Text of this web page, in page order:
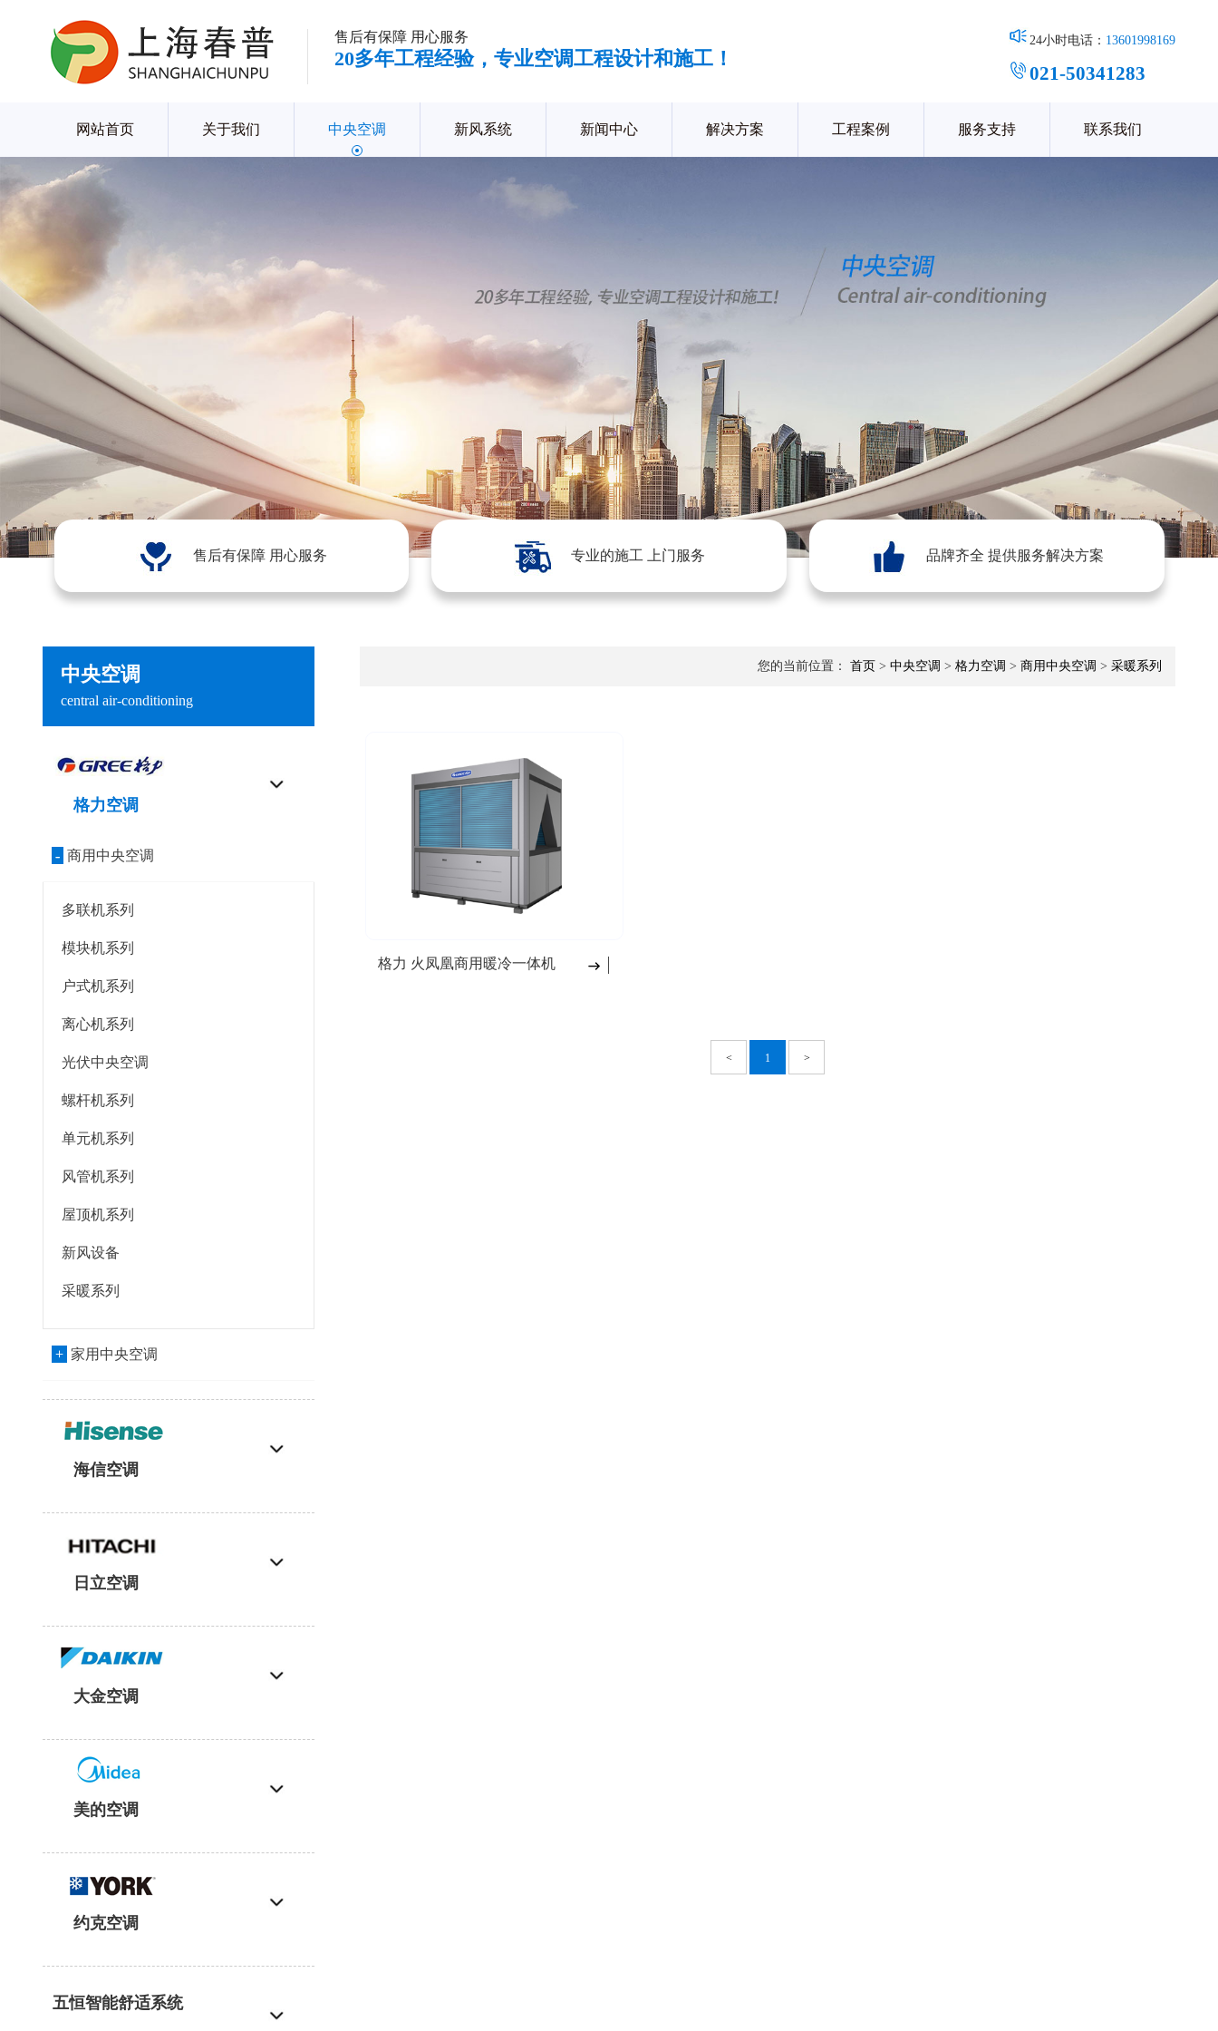
售后有保障 用心服务
20多年工程经验，专业空调工程设计和施工！
24小时电话： 13601998169
021-50341283
网站首页 关于我们 中央空调 新风系统 新闻中心 解决方案 工程案例 服务支持 联系我们
售后有保障 用心服务 专业的施工 上门服务 品牌齐全 提供服务解决方案
中央空调
central air-conditioning
格力空调
- 商用中央空调
多联机系列
模块机系列
户式机系列
离心机系列
光伏中央空调
螺杆机系列
单元机系列
风管机系列
屋顶机系列
新风设备
采暖系列
+ 家用中央空调
海信空调
日立空调
大金空调
美的空调
约克空调
五恒智能舒适系统
您的当前位置： 首页 > 中央空调 > 格力空调 > 商用中央空调 > 采暖系列
格力 火凤凰商用暖冷一体机
< 1 >